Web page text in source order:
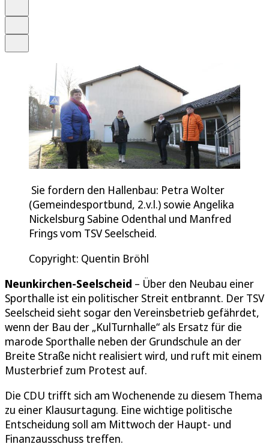
Sie fordern den Hallenbau: Petra Wolter
(Gemeindesportbund, 2.v.l.) sowie Angelika
Nickelsburg Sabine Odenthal und Manfred
Frings vom TSV Seelscheid.
Copyright: Quentin Bröhl
Neunkirchen-Seelscheid – Über den Neubau einer
Sporthalle ist ein politischer Streit entbrannt. Der TSV
Seelscheid sieht sogar den Vereinsbetrieb gefährdet,
wenn der Bau der „KulTurnhalle“ als Ersatz für die
marode Sporthalle neben der Grundschule an der
Breite Straße nicht realisiert wird, und ruft mit einem
Musterbrief zum Protest auf.
Die CDU trifft sich am Wochenende zu diesem Thema
zu einer Klausurtagung. Eine wichtige politische
Entscheidung soll am Mittwoch der Haupt- und
Finanzausschuss treffen.